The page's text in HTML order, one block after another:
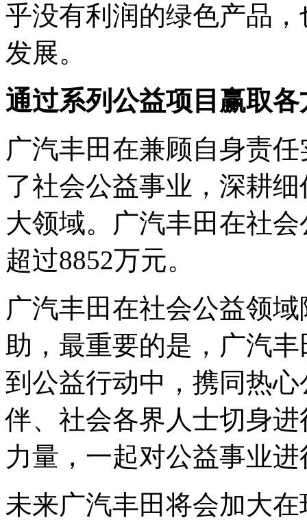
乎没有利润的绿色产品
发展。
通过系列公益项目赢取各
广汽丰田在兼顾自身责
了社会公益事业，深耕
大领域。广汽丰田在社
超过8852万元。
广汽丰田在社会公益领
助，最重要的是，广汽
到公益行动中，携同热
伴、社会各界人士切身
力量，一起对公益事业
未来广汽丰田将会加大